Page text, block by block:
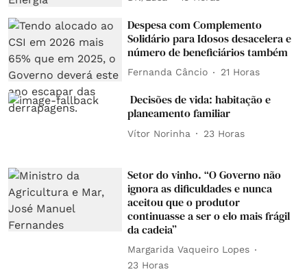
Despesa com Complemento
Solidário para Idosos desacelera e
número de beneficiários também
Fernanda Câncio 21 Horas
Decisões de vida: habitação e
planeamento familiar
Vítor Norinha 23 Horas
Setor do vinho. “O Governo não
ignora as dificuldades e nunca
aceitou que o produtor
continuasse a ser o elo mais frágil
da cadeia”
Margarida Vaqueiro Lopes
23 Horas